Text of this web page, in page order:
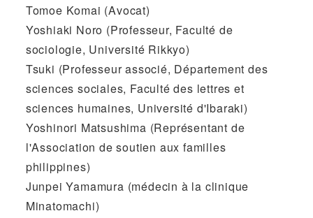
Tomoe Komai (Avocat)
Yoshiaki Noro (Professeur, Faculté de
sociologie, Université Rikkyo)
Tsuki (Professeur associé, Département des
sciences sociales, Faculté des lettres et
sciences humaines, Université d'Ibaraki)
Yoshinori Matsushima (Représentant de
l'Association de soutien aux familles
philippines)
Junpei Yamamura (médecin à la clinique
Minatomachi)